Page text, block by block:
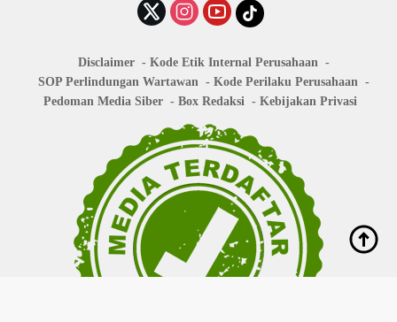
Disclaimer
Kode Etik Internal Perusahaan
SOP Perlindungan Wartawan
Kode Perilaku Perusahaan
Pedoman Media Siber
Box Redaksi Kebijakan Privasi